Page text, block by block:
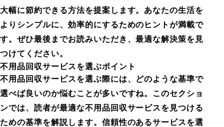
大幅に節約できる方法を提案します。あなたの生活を
よりシンプルに、効率的にするためのヒントが満載で
す。ぜひ最後までお読みいただき、最適な解決策を見
つけてください。
不用品回収サービスを選ぶポイント
不用品回収サービスを選ぶ際には、どのような基準で
選べば良いのか悩むことが多いですね。このセクショ
ンでは、読者が最適な不用品回収サービスを見つける
ための基準を解説します。信頼性のあるサービスを選